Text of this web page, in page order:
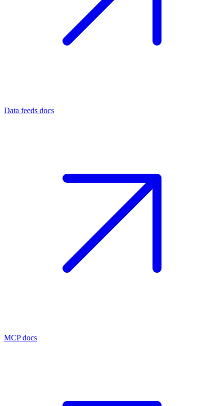
Data feeds docs
MCP docs